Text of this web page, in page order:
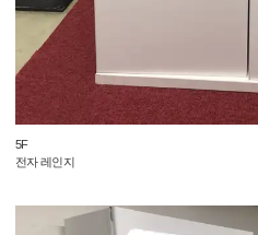
5F
전자 레인지